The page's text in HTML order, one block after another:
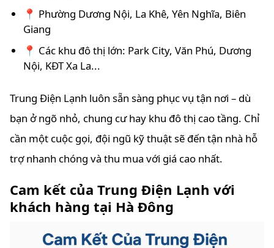
📍 Phường Dương Nội, La Khê, Yên Nghĩa, Biên
Giang
📍 Các khu đô thị lớn: Park City, Văn Phú, Dương
Nội, KĐT Xa La...
Trung Điện Lạnh luôn sẵn sàng phục vụ tận nơi – dù
bạn ở ngõ nhỏ, chung cư hay khu đô thị cao tầng. Chỉ
cần một cuộc gọi, đội ngũ kỹ thuật sẽ đến tận nhà hỗ
trợ nhanh chóng và thu mua với giá cao nhất.
Cam kết của Trung Điện Lạnh với
khách hàng tại Hà Đông